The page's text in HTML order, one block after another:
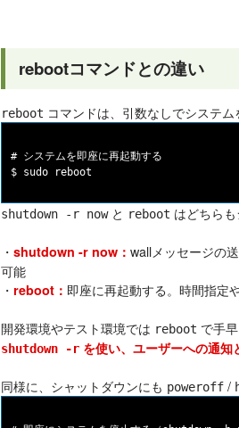
rebootコマンドとの違い
reboot コマンドは、引数なしでシステ
# システムを即座に再起動する
shutdown -r nowと reboot はどちら
・ shutdown -r now： wallメッセージの
可能
・ reboot： 即座に再起動する。時間指定
開発環境やテスト環境では reboot で手
shutdown -r を使い、ユーザーへの通
同様に、シャットダウンにも poweroff /